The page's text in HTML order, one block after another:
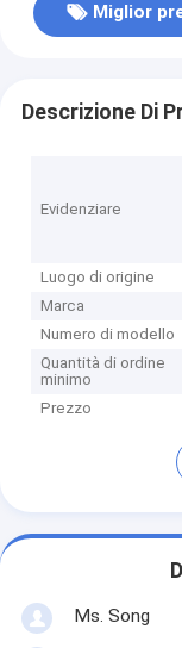
Miglior
Descrizione Di
Evidenziare
Luogo di origine
Marca
Numero di modello
Quantità di ordine
minimo
Prezzo
Ms. Song